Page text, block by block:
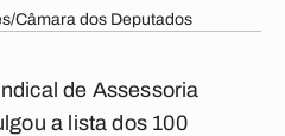
Câmara dos Deputados
de Assessoria
a lista dos 100